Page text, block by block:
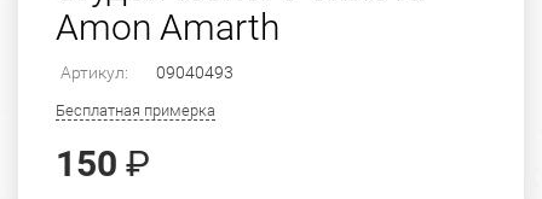
Amon Amarth
Артикул: 09040493
Бесплатная примерка
150 ₽